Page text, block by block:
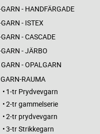
GARN - HANDFÄRGADE
GARN - ISTEX
GARN - CASCADE
GARN - JÄRBO
GARN - OPALGARN
GARN-RAUMA
1-tr Prydvevgarn
2-tr gammelserie
2-tr prydvevgarn
3-tr Strikkegarn